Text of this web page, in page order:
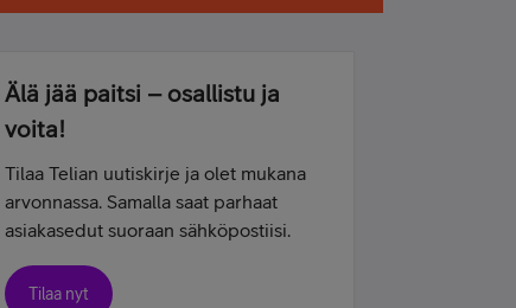
Älä jää paitsi – osallistu ja
voita!
Tilaa Telian uutiskirje ja olet mukana
arvonnassa. Samalla saat parhaat
asiakasedut suoraan sähköpostiisi.
Tilaa nyt